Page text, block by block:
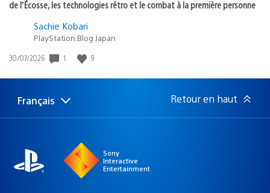
de l’Écosse, les technologies rétro et le combat à la première personne
Sachie Kobari
PlayStation.Blog Japan
Date
publication
30/07/2026 1 9
Choisir
Région
Français Retour en haut
Sony
Interactive
Entertainment